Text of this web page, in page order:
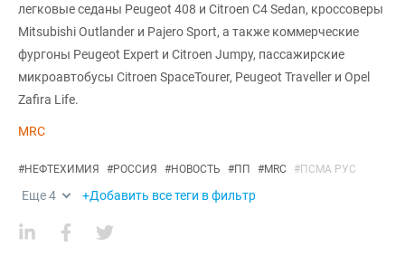
легковые седаны Peugeot 408 и Citroеn C4 Sedan, кроссоверы
Mitsubishi Outlander и Pajero Sport, а также коммерческие
фургоны Peugeot Expert и Citroen Jumpy, пассажирские
микроавтобусы Citroen SpaceTourer, Peugeot Traveller и Opel
Zafira Life.
MRC
#НЕФТЕХИМИЯ #РОССИЯ #НОВОСТЬ #ПП #MRC #ПСМА РУС
Еще4 +Добавить все теги в фильтр